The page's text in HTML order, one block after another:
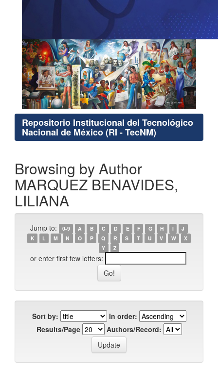
Repositorio Institucional del Tecnológico
Nacional de México (RI - TecNM)
Browsing by Author
MARQUEZ BENAVIDES,
LILIANA
Jump to: 0-9 A B C D E F G H I
J
K
L M N O P Q R S T U V W
X
Y
Z
or enter first few letters:
Sort by:
In order:
Results/Page
Authors/Record: